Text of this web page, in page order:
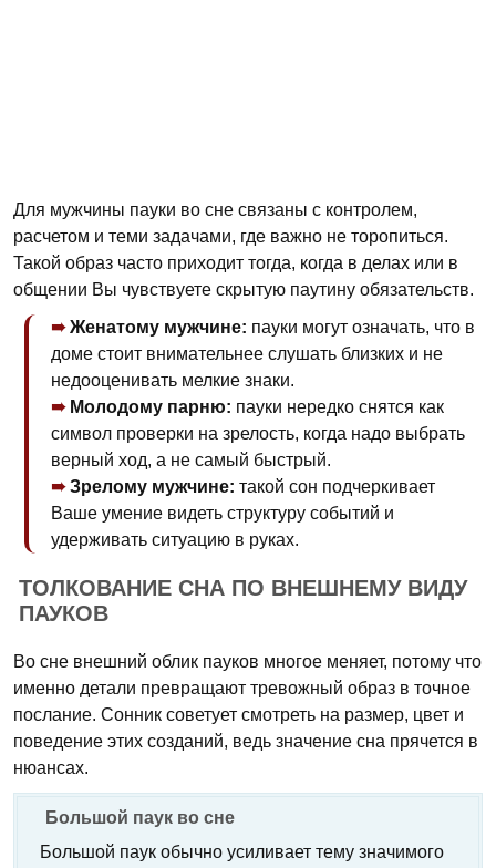
Для мужчины пауки во сне связаны с контролем,
расчетом и теми задачами, где важно не торопиться.
Такой образ часто приходит тогда, когда в делах или в
общении Вы чувствуете скрытую паутину обязательств.
Женатому мужчине: пауки могут означать, что в
доме стоит внимательнее слушать близких и не
недооценивать мелкие знаки.
Молодому парню: пауки нередко снятся как
символ проверки на зрелость, когда надо выбрать
верный ход, а не самый быстрый.
Зрелому мужчине: такой сон подчеркивает
Ваше умение видеть структуру событий и
удерживать ситуацию в руках.
ТОЛКОВАНИЕ СНА ПО ВНЕШНЕМУ ВИДУ
ПАУКОВ
Во сне внешний облик пауков многое меняет, потому что
именно детали превращают тревожный образ в точное
послание. Сонник советует смотреть на размер, цвет и
поведение этих созданий, ведь значение сна прячется в
нюансах.
Большой паук во сне
Большой паук обычно усиливает тему значимого